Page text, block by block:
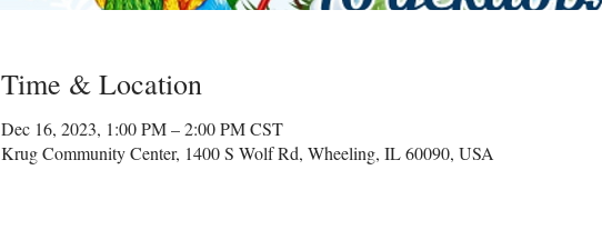
Time & Location
Dec 16, 2023, 1:00 PM – 2:00 PM CST
Krug Community Center, 1400 S Wolf Rd, Wheeling, IL 60090, USA